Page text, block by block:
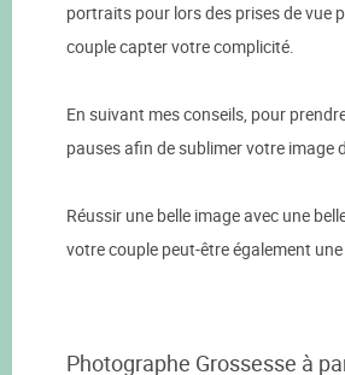
portraits pour lors des prises de vue
couple capter votre complicité.
En suivant mes conseils, pour
pauses afin de sublimer votre image
Réussir une belle image avec une
votre couple peut-être également
Photographe Grossesse à